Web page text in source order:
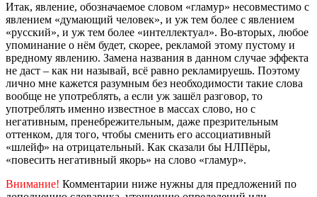
Итак, явление, обозначаемое словом «гламур» несовместимо с
явлением «думающий человек», и уж тем более с явлением
«русский», и уж тем более «интеллектуал». Во-вторых, любое
упоминание о нём будет, скорее, рекламой этому пустому и
вредному явлению. Замена названия в данном случае эффекта
не даст – как ни называй, всё равно рекламируешь. Поэтому
лично мне кажется разумным без необходимости такие слова
вообще не употреблять, а если уж зашёл разговор, то
употреблять именно известное в массах слово, но с
негативным, пренебрежительным, даже презрительным
оттенком, для того, чтобы сменить его ассоциативный
«шлейф» на отрицательный. Как сказали бы НЛПёры,
«повесить негативный якорь» на слово «гламур».
Внимание! Комментарии ниже нужны для предложений по